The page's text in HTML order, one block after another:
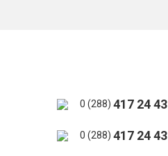
0 (288) 417 24 43
0 (288) 417 24 43